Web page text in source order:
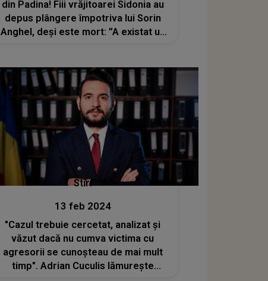
din Padina! Fiii vrăjitoarei Sidonia au
depus plângere împotriva lui Sorin
Anghel, deși este mort: ”A existat un
Stiri
13 feb 2024
"Cazul trebuie cercetat, analizat și
văzut dacă nu cumva victima cu
agresorii se cunoșteau de mai mult
timp". Adrian Cuculis lămurește